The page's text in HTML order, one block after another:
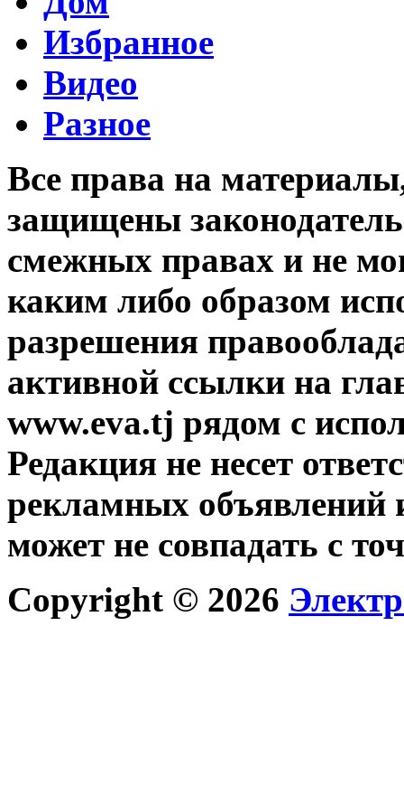
Избранное
Видео
Разное
Все права на
защищены
смежных правах и не
каким либо образом
разрешения
активной ссылки на
www.eva.tj рядом с
Редакция не несет
рекламных объявлений
может не совпадать с
Copyright © 2026